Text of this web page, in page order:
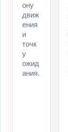
ону
движ
ения
и
точк
у
ожид
ания.